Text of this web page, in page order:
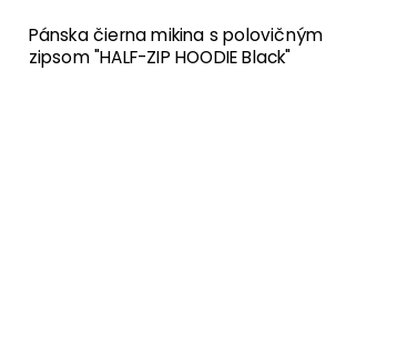
Pánska čierna mikina s polovičným
zipsom "HALF-ZIP HOODIE Black"